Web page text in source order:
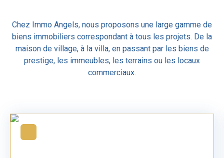
Chez Immo Angels, nous proposons une large gamme de
biens immobiliers correspondant à tous les projets. De la
maison de village, à la villa, en passant par les biens de
prestige, les immeubles, les terrains ou les locaux
commerciaux.